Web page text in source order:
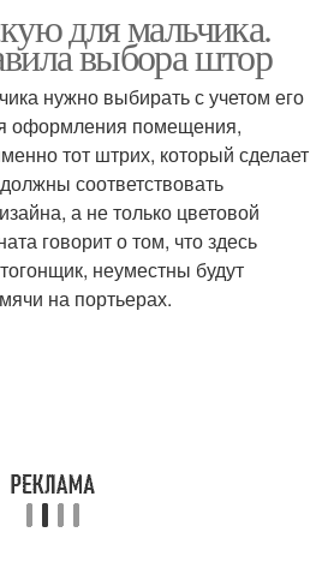
для мальчика.
выбора штор
нужно выбирать с учетом его
оформления помещения,
тот штрих, который сделает
соответствовать
а не только цветовой
говорит о том, что здесь
неуместны будут
на портьерах.